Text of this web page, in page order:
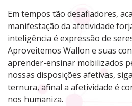
Em tempos tão desafiadores,
manifestação da afetividade
inteligência é expressão de
Aproveitemos Wallon e suas
aprender-ensinar mobilizados
nossas disposições afetivas,
ternura, afinal a afetividade é
nos humaniza.